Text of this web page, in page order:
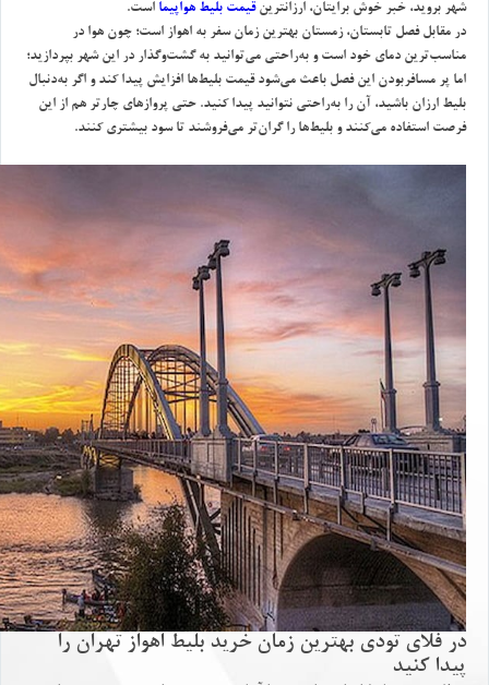
شهر برويد، خبر خوش برايتان، ارزانترينقيمت بليط هواپيما است.
در مقابل فصل تابستان، زمستان بهترين زمان سفر به اهواز است؛ چون هوا در
مناسب‌ترين دماي خود است و به‌راحتي مي‌توانيد به گشت‌وگذار در اين شهر بپردازيد؛
اما پر مسافربودن اين فصل باعث مي‌شود قيمت بليط‌ها افزايش پيدا كند و اگر به‌دنبال
بليط ارزان باشيد، آن را به‌راحتي نتوانيد پيدا كنيد. حتي پروازهاي چارتر هم از اين
فرصت استفاده مي‌كنند و بليط‌ها را گران‌تر مي‌فروشند تا سود بيشتري كنند.
در فلاي تودي بهترين زمان خريد بليط اهواز تهران را
پيدا كنيد